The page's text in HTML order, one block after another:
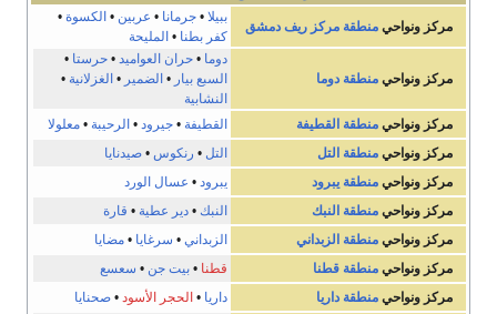
مركز ونواحيمنطقة مركز ريف دمشق
ببيلا •جرمانا • عربين •الكسوة •
كفر بطنا •المليحة
مركز ونواحيمنطقة دوما
دوما •حران العواميد •حرستا •
السبع بيار •الضمير •الغزلانية •
النشابية
مركز ونواحيمنطقة القطيفة القطيفة •جيرود •الرحيبة •معلولا
مركز ونواحيمنطقة التل التل • رنكوس •صيدنايا
مركز ونواحيمنطقة يبرود يبرود • عسال الورد
مركز ونواحيمنطقة النبك النبك •دير عطية • قارة
مركز ونواحيمنطقة الزبداني الزبداني • سرغايا •مضايا
مركز ونواحيمنطقة قطنا قطنا •بيت جن • سعسع
مركز ونواحيمنطقة داريا داريا •الحجر الأسود •صحنايا